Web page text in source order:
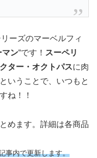
リーズのマーベルフィ
マン“です！ スーペリ
クター・オクトパスに肉
ということで、いつもと
ね！！
めます。詳細は各商品
事内で更新します。